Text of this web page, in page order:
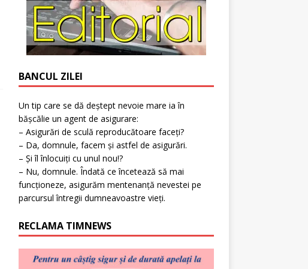
BANCUL ZILEI
Un tip care se dă deștept nevoie mare ia în
bășcălie un agent de asigurare:
– Asigurări de sculă reproducătoare faceți?
– Da, domnule, facem și astfel de asigurări.
– Și îl înlocuiți cu unul nou!?
– Nu, domnule. Îndată ce încetează să mai
funcționeze, asigurăm mentenanță nevestei pe
parcursul întregii dumneavoastre vieți.
RECLAMA TIMNEWS